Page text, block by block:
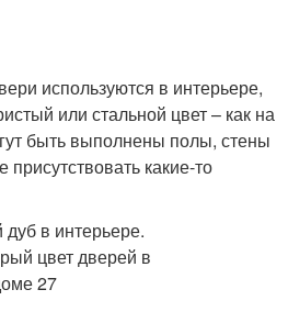
используются в интерьере,
или стальной цвет – как на
быть выполнены полы, стены
какие-то